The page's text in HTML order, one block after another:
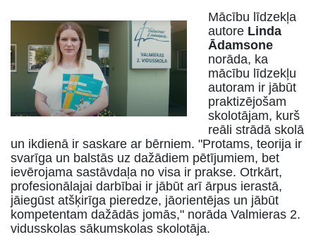
Mācību līdzekļa
autore Linda
Ādamsone
norāda, ka
mācību līdzekļu
autoram ir jābūt
praktizējošam
skolotājam, kurš
reāli strādā skolā
un ikdienā ir saskare ar bērniem. "Protams, teorija ir
svarīga un balstās uz dažādiem pētījumiem, bet
ievērojama sastāvdaļa no visa ir prakse. Otrkārt,
profesionālajai darbībai ir jābūt arī ārpus ierastā,
jāiegūst atšķirīga pieredze, jāorientējas un jābūt
kompetentam dažādās jomās," norāda Valmieras 2.
vidusskolas sākumskolas skolotāja.